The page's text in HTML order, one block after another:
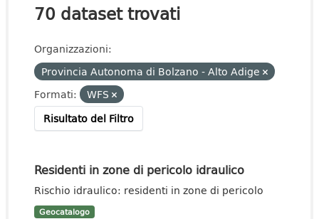
70 dataset trovati
Organizzazioni:
Provincia Autonoma di Bolzano - Alto Adige
Formati:
WFS
Risultato del Filtro
Residenti in zone di pericolo idraulico
Rischio idraulico: residenti in zone di pericolo
Geocatalogo